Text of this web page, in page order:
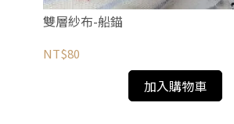
雙層紗布-船錨
NT$80
加入購物車